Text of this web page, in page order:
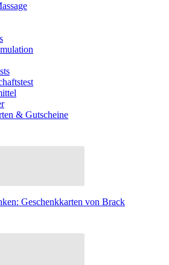
& Gutscheine
Geschenkkarten von Brack